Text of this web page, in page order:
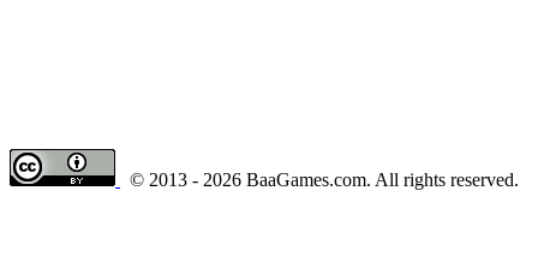
© 2013 - 2026 BaaGames.com. All rights reserved.